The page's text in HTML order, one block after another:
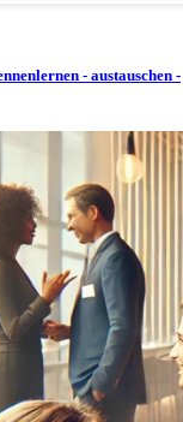
- austauschen -